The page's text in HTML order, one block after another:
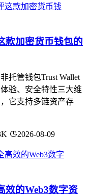
款加密货币钱包的
托管钱包Trust Wallet
验、安全特性三大维
它支持多链资产存
2026-08-09
效的Web3数字资